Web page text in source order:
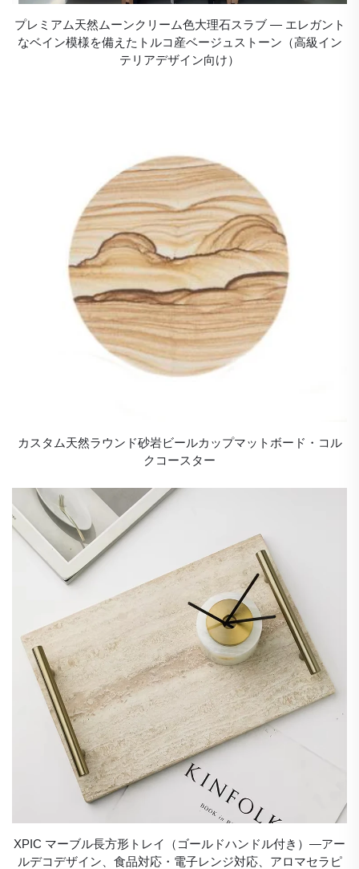
プレミアム天然ムーンクリーム色大理石スラブ ― エレガント
なベイン模様を備えたトルコ産ベージュストーン（高級イン
テリアデザイン向け）
カスタム天然ラウンド砂岩ビールカップマットボード・コル
クコースター
XPIC マーブル長方形トレイ（ゴールドハンドル付き）―アー
ルデコデザイン、食品対応・電子レンジ対応、アロマセラピ